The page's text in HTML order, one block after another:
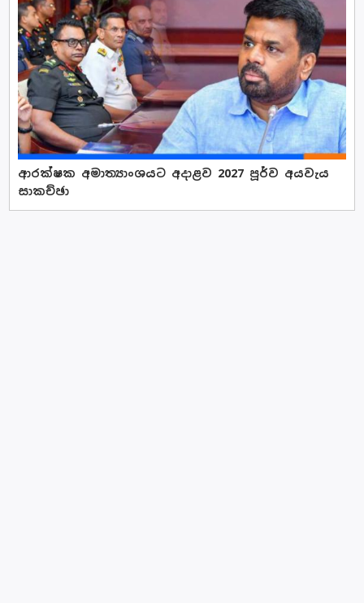
ආරක්ෂක අමාත්‍යාංශයට අදාළව 2027 පූර්ව අයවැය
සාකච්ඡා